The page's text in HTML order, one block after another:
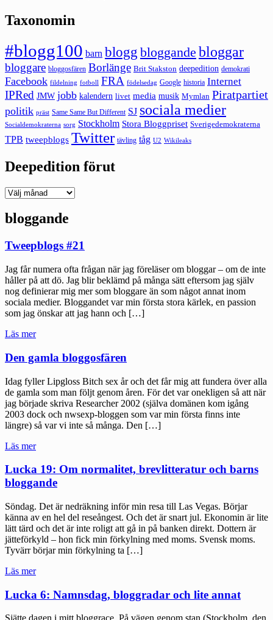
Taxonomin
#blogg100 barn blogg bloggande bloggar
bloggare bloggosfären Borlänge Brit Stakston deepedition demokrati
Facebook fildelning fotboll FRA födelsedag Google historia Internet
IPRed JMW jobb kalendern livet media musik Mymlan Piratpartiet
politik präst Same Same But Different SJ sociala medier
Socialdemokraterna sorg Stockholm Stora Bloggpriset Sverigedemokraterna
TPB tweepblogs Twitter tävling tåg U2 Wikileaks
Deepedition förut
Deepedition
bloggande
Tweepblogs #21
Jag får numera ofta frågan när jag föreläser om bloggar – om de inte
håller på att dö. Jag blir beklämd på många sätt eftersom jag själv
nog definierar mig mer som bloggare än som något annat inom
sociala medier. Bloggandet var min första stora kärlek, en passion
som jag önskar att jag hann och […]
Läs mer"Tweepblogs
Den gamla bloggosfären
Idag fyller Lipgloss Bitch sex år och det får mig att fundera över alla
de gamla som man följt genom åren. För det var onekligen så att när
jag började skriva Researcher 2002 (själva domänen kom igång
2003 dock och nwsexp-bloggen som var min första finns inte
längre) så var vi inte så många. Den […]
Läs mer"Den
bloggosfären"
Lucka 19: Om normalitet, brevlitteratur och barns
bloggande
Söndag. Det är nedräkning inför min resa till Las Vegas. Börjar
känna av en hel del reseångest. Och det är snart jul. Ekonomin är lite
lätt tärd och det är inte roligt att gå in på banken direkt. Dottern är
jätteförkyld – hon fick min förkylning med moms. Svensk moms.
Tyvärr börjar min förkylning ta […]
Läs mer"Lucka
Om
normalitet,
brevlitteratur
Lucka 6: Namnsdag, bloggradar och lite annat